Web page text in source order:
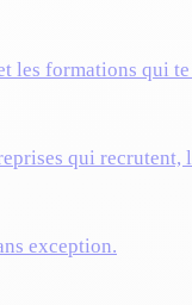
les formations qui
qui recrutent,
exception.